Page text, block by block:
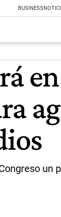
BUSINESS
en
un